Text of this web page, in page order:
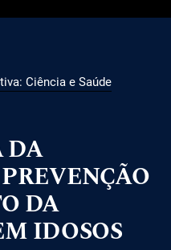
Ciência e Saúde
DA
DA
IDOSOS